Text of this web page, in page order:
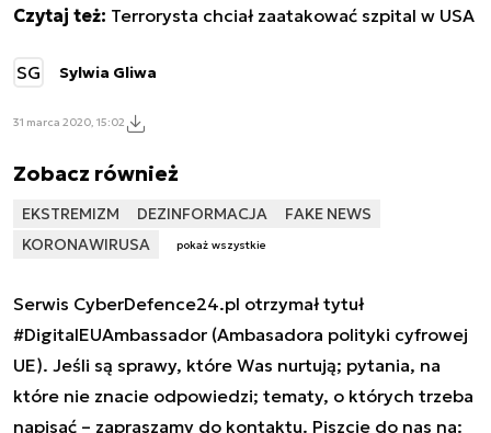
Czytaj też: Terrorysta chciał zaatakować szpital w USA
SG Sylwia Gliwa
31 marca 2020, 15:02
Zobacz również
EKSTREMIZM DEZINFORMACJA
FAKE NEWS
KORONAWIRUSA
pokaż wszystkie
Serwis CyberDefence24.pl otrzymał tytuł
#DigitalEUAmbassador (Ambasadora polityki cyfrowej
UE). Jeśli są sprawy, które Was nurtują; pytania, na
które nie znacie odpowiedzi; tematy, o których trzeba
napisać – zapraszamy do kontaktu. Piszcie do nas na: